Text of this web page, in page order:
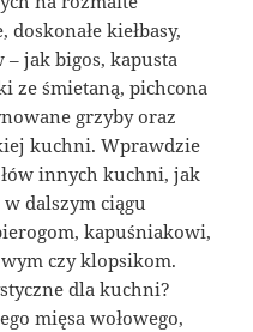
doskonałe kiełbasy,
jak bigos, kapusta
ze śmietaną, pichcona
grzyby oraz
kuchni. Wprawdzie
innych kuchni, jak
dalszym ciągu
kapuśniakowi,
czy klopsikom.
dla kuchni?
mięsa wołowego,